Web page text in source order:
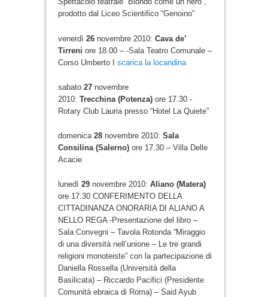
prodotto dal Liceo Scientifico “Genoino”
venerdì 26novembre 2010: Cava de’
Tirreni ore 18.00 – -Sala Teatro Comunale –
Corso Umberto I scarica la locandina
sabato 27novembre
2010: Trecchina (Potenza)ore 17.30 -
Rotary Club Lauria presso “Hotel La Quiete”
domenica 28novembre 2010: Sala
Consilina (Salerno)ore 17.30 – Villa Delle
Acacie
lunedì 29novembre 2010: Aliano (Matera)
ore 17.30 CONFERIMENTO DELLA
CITTADINANZA ONORARIA DI ALIANO A
NELLO REGA -Presentazione del libro –
Sala Convegni – Tavola Rotonda “Miraggio
di una diversità nell’unione – Le tre grandi
religioni monoteiste” con la partecipazione di
Daniella Rossella (Università della
Basilicata) – Riccardo Pacifici (Presidente
Comunità ebraica di Roma) – Said Ayub